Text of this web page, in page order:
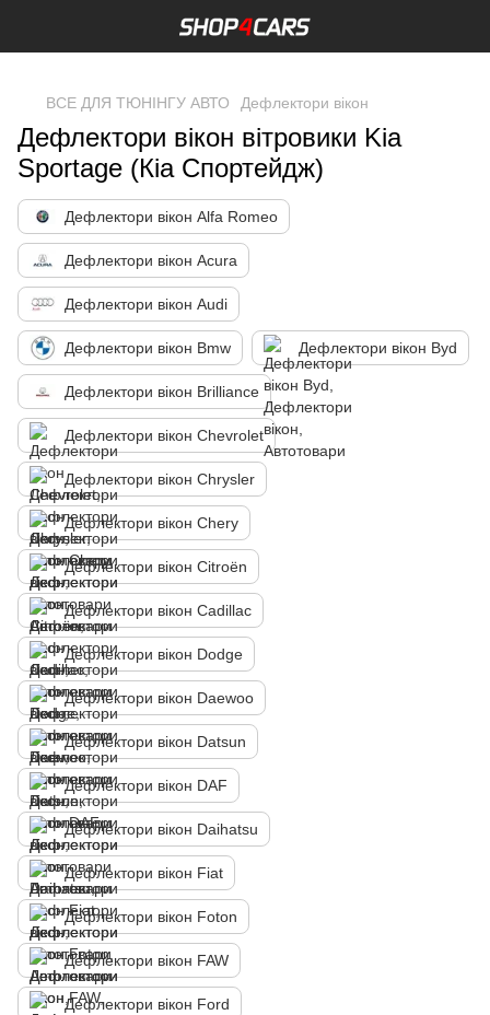
ВСЕ ДЛЯ ТЮНІНГУ АВТО Дефлектори вікон
Дефлектори вікон вітровики Kia
Sportage (Кіа Спортейдж)
Дефлектори вікон Alfa Romeo
Дефлектори вікон Acura
Дефлектори вікон Audi
Дефлектори вікон Bmw Дефлектори вікон Byd
Дефлектори вікон Brilliance
Дефлектори вікон Chevrolet
Дефлектори вікон Chrysler
Дефлектори вікон Chery
Дефлектори вікон Citroën
Дефлектори вікон Cadillac
Дефлектори вікон Dodge
Дефлектори вікон Daewoo
Дефлектори вікон Datsun
Дефлектори вікон DAF
Дефлектори вікон Daihatsu
Дефлектори вікон Fiat
Дефлектори вікон Foton
Дефлектори вікон FAW
Дефлектори вікон Ford